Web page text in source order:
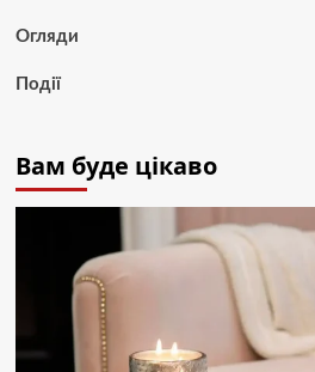
Огляди
Події
Вам буде цікаво